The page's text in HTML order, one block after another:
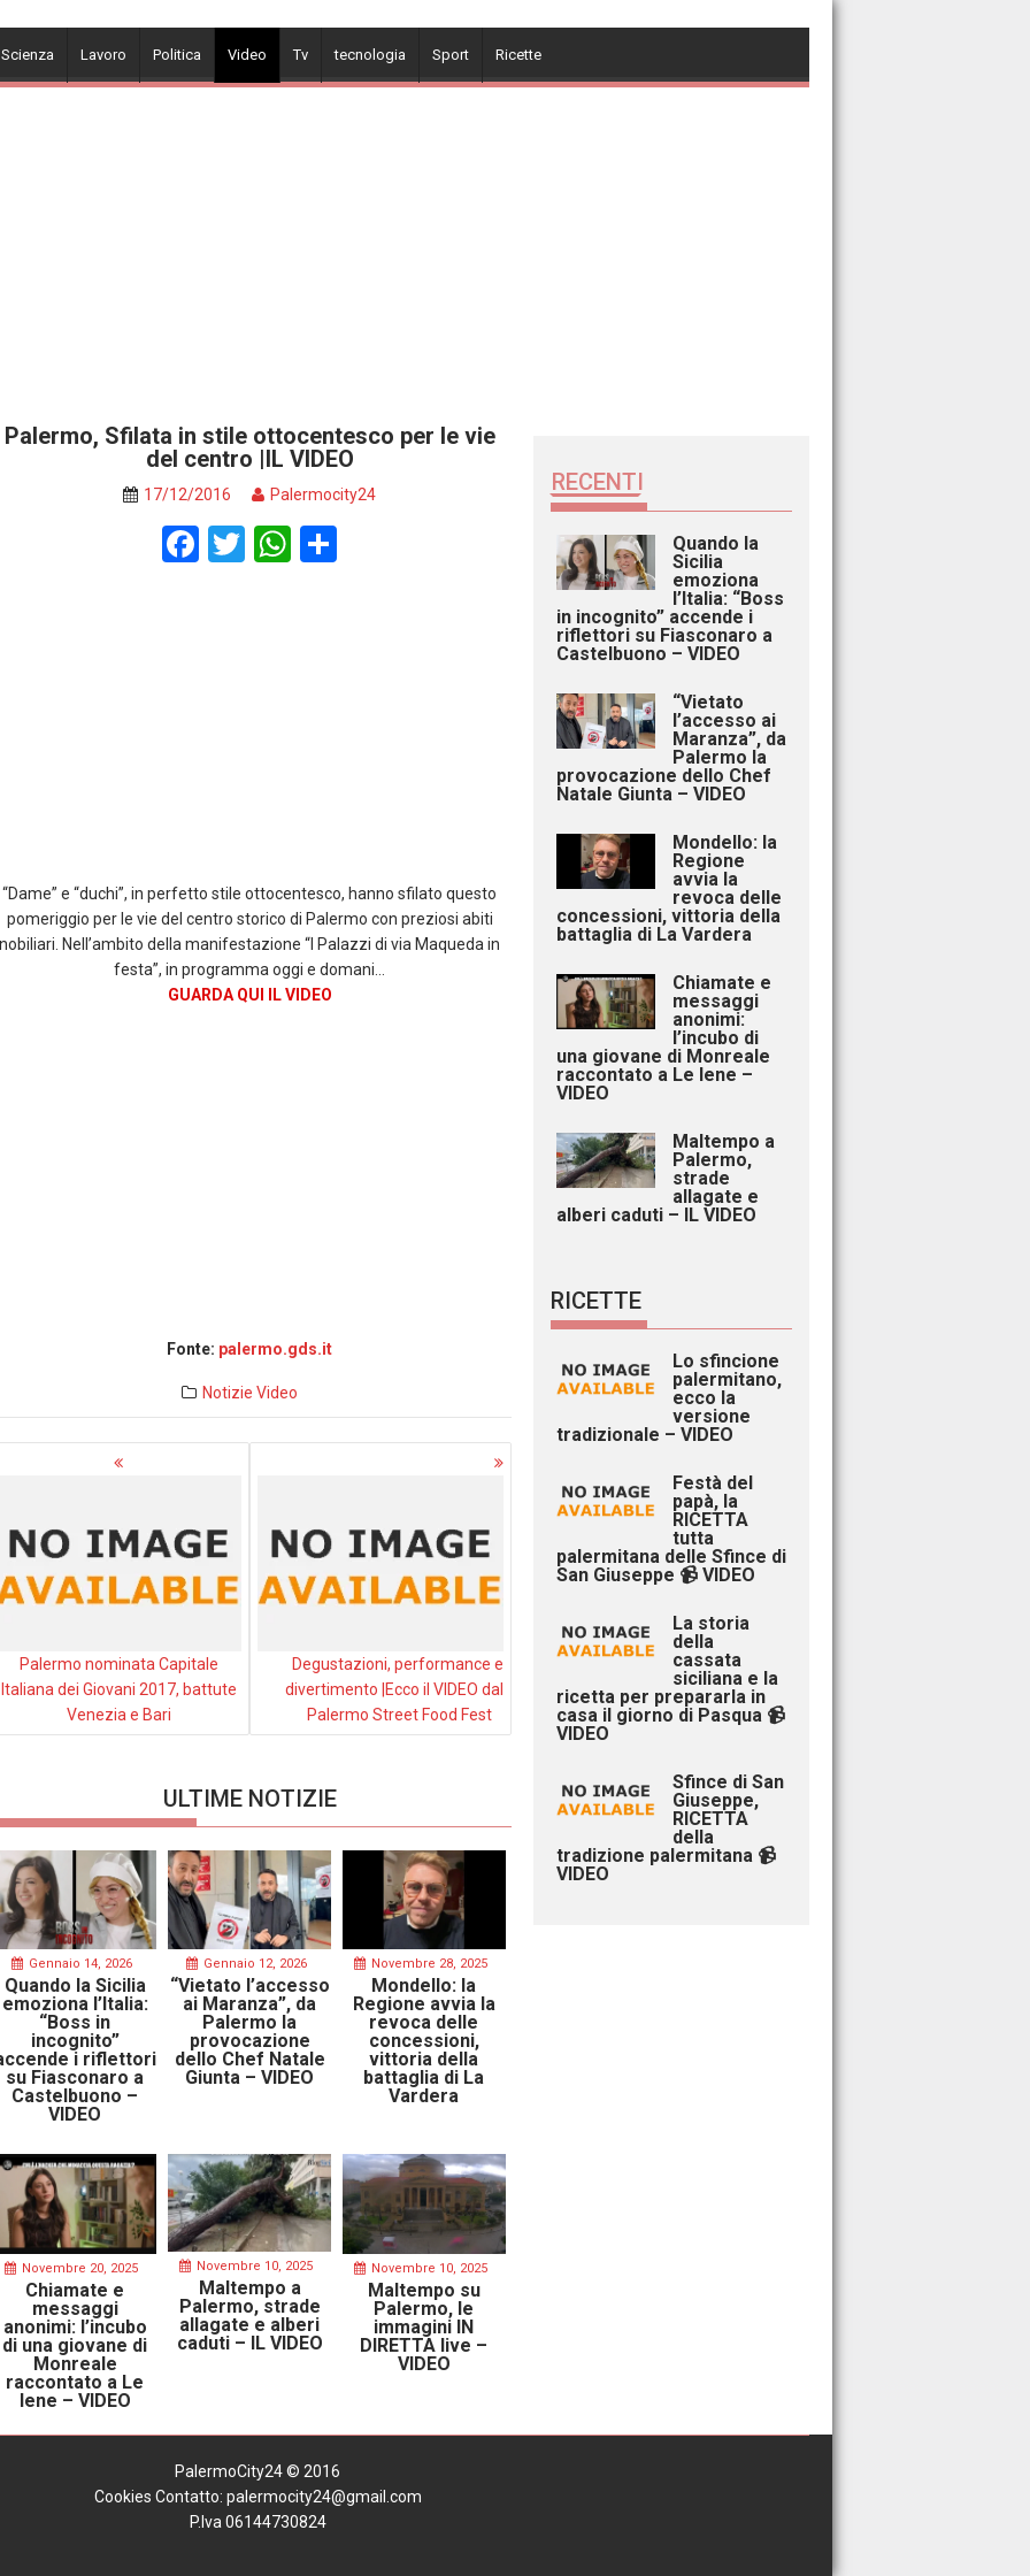
Lavoro Politica Video Tv tecnologia Sport Ricette
Palermo, Sfilata in stile ottocentesco per le vie
del centro |IL VIDEO
17/12/2016 Palermocity24
F
T W
“Dame” e “duchi”, in perfetto stile ottocentesco, hanno sfilato questo
pomeriggio per le vie del centro storico di Palermo con preziosi abiti
nobiliari. Nell’ambito della manifestazione “I Palazzi di via Maqueda in
festa”, in programma oggi e domani…
GUARDA QUI IL VIDEO
Fonte: palermo.gds.it
Notizie Video
Palermo nominata Capitale
Italiana dei Giovani 2017, battute
Venezia e Bari
Degustazioni, performance e
divertimento |Ecco il VIDEO dal
Palermo Street Food Fest
ULTIME NOTIZIE
Gennaio 14, 2026
Quando la Sicilia
emoziona l’Italia:
“Boss in
incognito”
i riflettori
su Fiasconaro a
Castelbuono –
VIDEO
Gennaio 12, 2026
“Vietato l’accesso
ai Maranza”, da
Palermo la
provocazione
dello Chef Natale
Giunta – VIDEO
Novembre 28, 2025
Mondello: la
Regione avvia la
revoca delle
concessioni,
vittoria della
battaglia di La
Vardera
Novembre 20, 2025
Chiamate e
messaggi
anonimi: l’incubo
di una giovane di
Monreale
raccontato a Le
Iene – VIDEO
Novembre 10, 2025
Maltempo a
Palermo, strade
allagate e alberi
caduti – IL VIDEO
Novembre 10, 2025
Maltempo su
Palermo, le
immagini IN
DIRETTA live –
VIDEO
RECENTI
Quando la
Sicilia
emoziona
l’Italia: “Boss
in incognito” accende i
riflettori su Fiasconaro a
Castelbuono – VIDEO
“Vietato
l’accesso ai
Maranza”, da
Palermo la
provocazione dello Chef
Natale Giunta – VIDEO
Mondello: la
Regione
avvia la
revoca delle
concessioni, vittoria della
battaglia di La Vardera
Chiamate e
messaggi
anonimi:
l’incubo di
una giovane di Monreale
raccontato a Le Iene –
VIDEO
Maltempo a
Palermo,
strade
allagate e
alberi caduti – IL VIDEO
RICETTE
Lo sfincione
palermitano,
ecco la
versione
tradizionale – VIDEO
Festà del
papà, la
RICETTA
tutta
palermitana delle Sfince di
San Giuseppe 📹 VIDEO
La storia
della
cassata
siciliana e la
ricetta per prepararla in
casa il giorno di Pasqua 📹
VIDEO
Sfince di San
Giuseppe,
RICETTA
della
tradizione palermitana 📹
VIDEO
PalermoCity24 © 2016
Cookies Contatto: palermocity24@gmail.com
P.Iva 06144730824